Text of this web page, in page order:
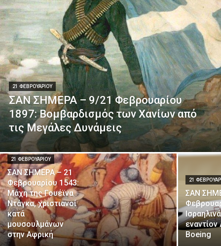
21 ΦΕΒΡΟΥΑΡΊΟΥ
ΣΑΝ ΣΗΜΕΡΑ – 9/21 Φεβρουαρίου
1897: Βομβαρδισμός των Χανίων από
τις Μεγάλες Δυνάμεις
21 ΦΕΒΡΟΥΑΡΊΟΥ
ΣΑΝ ΣΗΜΕΡΑ – 21
Φεβρουαρίου 1543:
Μάχη της Γουέϊνα
Ντάγκα, χριστιανοί
κατά
μουσουλμάνων
στην Αφρική
21
ΣΑΝ
Boeing